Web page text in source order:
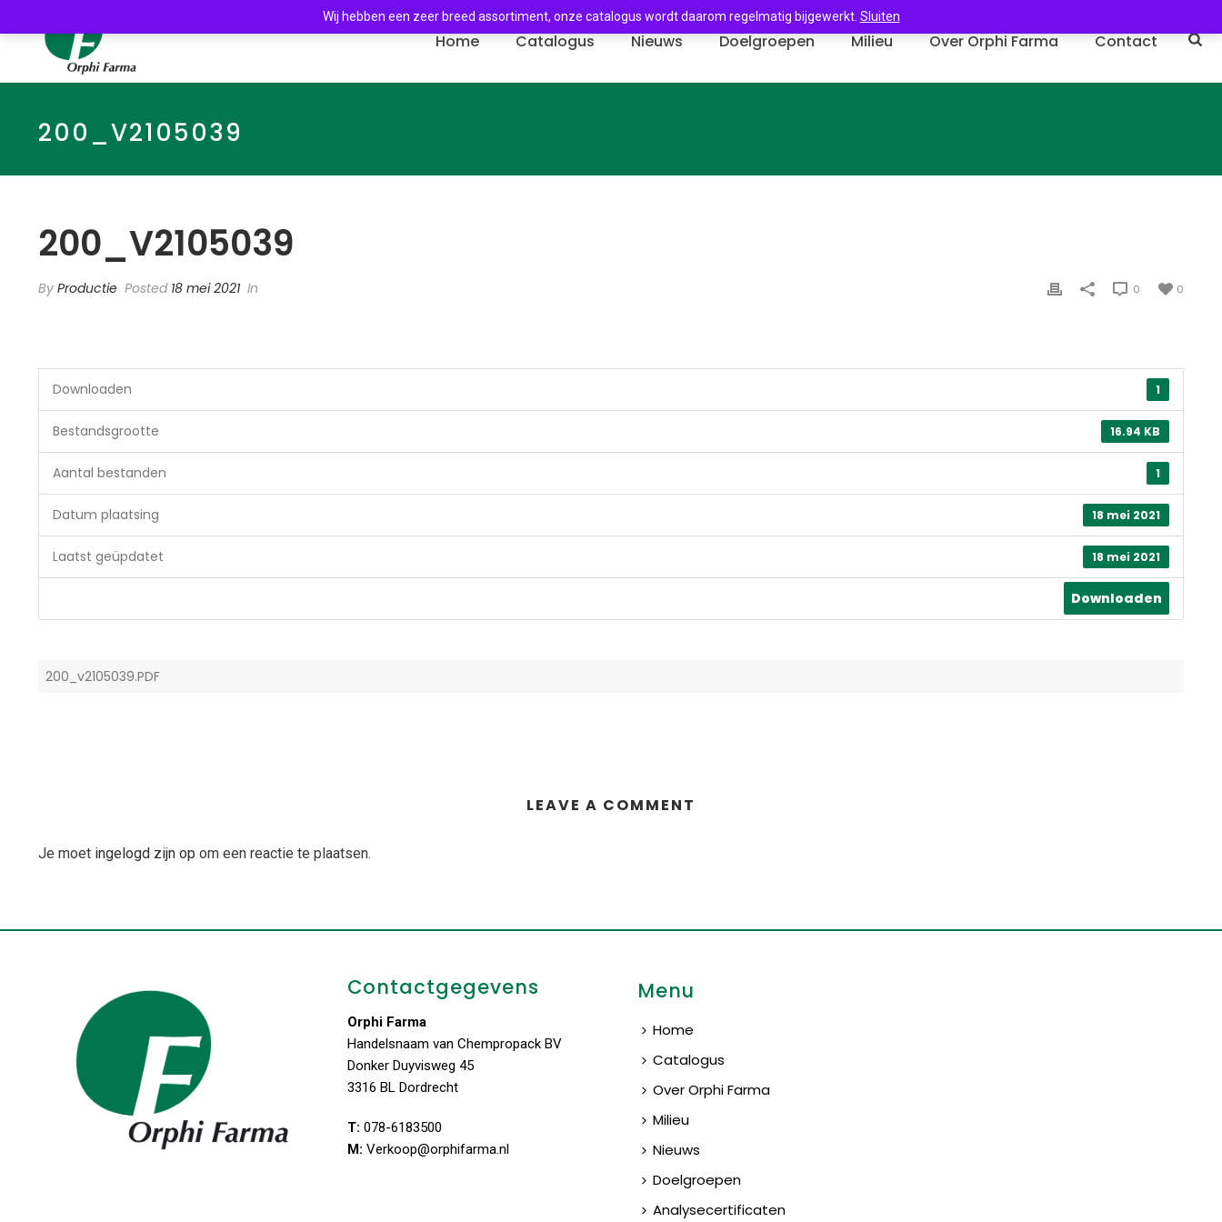
Home Catalogus Nieuws Doelgroepen Milieu Over Orphi Farma Contact
200_V2105039
200_V2105039
By Productie Posted 18 mei 2021 In 0
0
1
Downloaden
16.94 KB
Bestandsgrootte
1
Aantal bestanden
18 mei 2021
Datum plaatsing
18 mei 2021
Laatst geüpdatet
Downloaden
200_v2105039.PDF
LEAVE A COMMENT
Je moet ingelogd zijn op om een reactie te plaatsen.
Contactgegevens
Orphi Farma
Handelsnaam van Chempropack BV
Donker Duyvisweg 45
3316 BL Dordrecht
T: 078-6183500
M: Verkoop@orphifarma.nl
Menu
Home
Catalogus
Over Orphi Farma
Milieu
Nieuws
Doelgroepen
Analysecertificaten
Wij hebben een zeer breed assortiment, onze catalogus wordt daarom regelmatig bijgewerkt. Sluiten